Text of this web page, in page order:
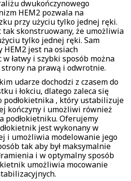
dwukończynowego
HEM2 pozwala na
przy użyciu tylko jednej ręki.
tak skonstruowany, że umożliwia
tylko jednej ręki. Sam
HEM2 jest na osiach
w łatwy i szybki sposób można
strony na prawą i odwrotnie.
udarze dochodzi z czasem do
i łokciu, dlatego zaleca się
podłokietnika , który ustabilizuje
kończyny i umożliwi również
podłokietniku. Oferujemy
jest wykonany w
i umożliwia modelowanie jego
tak aby był maksymalnie
i w optymalny sposób
umożliwia mocowanie